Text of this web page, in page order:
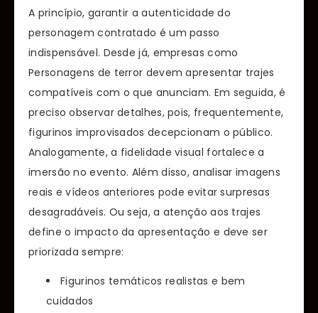
A princípio, garantir a autenticidade do
personagem contratado é um passo
indispensável. Desde já, empresas como
Personagens de terror devem apresentar trajes
compatíveis com o que anunciam. Em seguida, é
preciso observar detalhes, pois, frequentemente,
figurinos improvisados decepcionam o público.
Analogamente, a fidelidade visual fortalece a
imersão no evento. Além disso, analisar imagens
reais e vídeos anteriores pode evitar surpresas
desagradáveis. Ou seja, a atenção aos trajes
define o impacto da apresentação e deve ser
priorizada sempre:
Figurinos temáticos realistas e bem
cuidados